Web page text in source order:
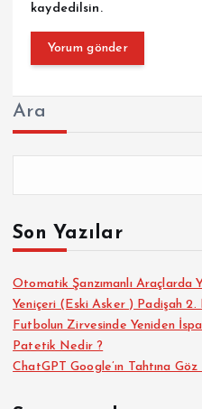
kaydedilsin.
Ara
Son Yazılar
Otomatik Şanzımanlı Araçlarda
Yeniçeri (Eski Asker ) Padişah 2.
Futbolun Zirvesinde Yeniden
Patetik Nedir ?
ChatGPT Google’ın Tahtına